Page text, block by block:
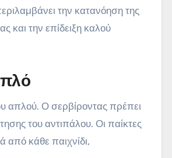
την κατανόηση της
και την επίδειξη καλού
απλού. Ο σερβίροντας πρέπει
του αντιπάλου. Οι παίκτες
από κάθε παιχνίδι,